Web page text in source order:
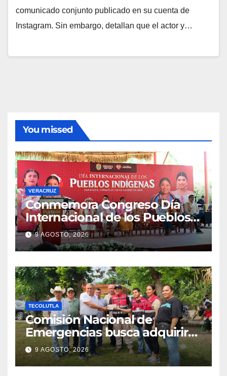
comunicado conjunto publicado en su cuenta de
Instagram. Sin embargo, detallan que el actor y…
You missed
VERACRUZ
Conmemora Congreso Día
Internacional de los Pueblos
Indígenas
9 AGOSTO, 2026
TECOLUTLA
Comisión Nacional de
Emergencias busca adquirir
ambulancia para la
subdelegación de Hueytepec
9 AGOSTO, 2026